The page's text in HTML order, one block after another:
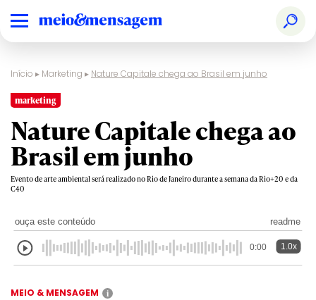
Início ▸ Marketing ▸ Nature Capitale chega ao Brasil em junho
marketing
Nature Capitale chega ao
Brasil em junho
Evento de arte ambiental será realizado no Rio de Janeiro durante a semana da Rio+20 e da
C40
ouça este conteúdo readme
0:00 1.0x
MEIO & MENSAGEM i